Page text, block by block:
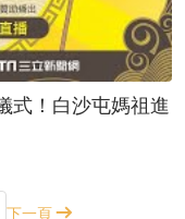
式！白沙屯媽祖進
下一頁